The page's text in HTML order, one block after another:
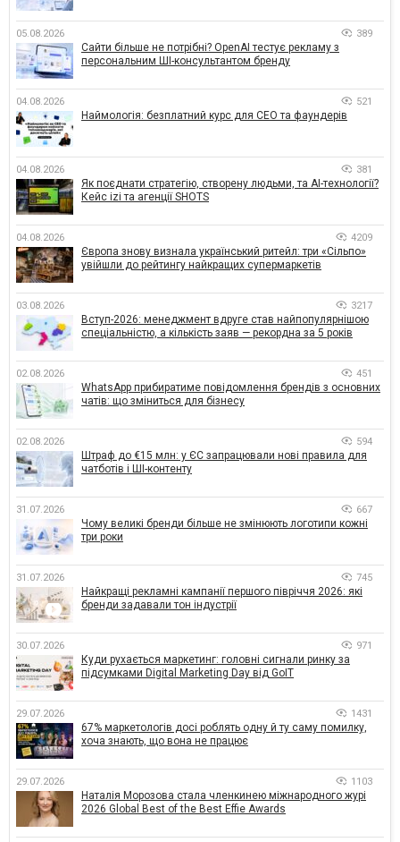
05.08.2026 389
Сайти більше не потрібні? OpenAI тестує рекламу з
персональним ШІ-консультантом бренду
04.08.2026 521
Наймологія: безплатний курс для CEO та фаундерів
04.08.2026 381
Як поєднати стратегію, створену людьми, та AI-технології?
Кейс izi та агенції SHOTS
04.08.2026 4209
Європа знову визнала український ритейл: три «Сільпо»
увійшли до рейтингу найкращих супермаркетів
03.08.2026 3217
Вступ-2026: менеджмент вдруге став найпопулярнішою
спеціальністю, а кількість заяв — рекордна за 5 років
02.08.2026 451
WhatsApp прибиратиме повідомлення брендів з основних
чатів: що зміниться для бізнесу
02.08.2026 594
Штраф до €15 млн: у ЄС запрацювали нові правила для
чатботів і ШІ-контенту
31.07.2026 667
Чому великі бренди більше не змінюють логотипи кожні
три роки
31.07.2026 745
Найкращі рекламні кампанії першого півріччя 2026: які
бренди задавали тон індустрії
30.07.2026 971
Куди рухається маркетинг: головні сигнали ринку за
підсумками Digital Marketing Day від GoIT
29.07.2026 1431
67% маркетологів досі роблять одну й ту саму помилку,
хоча знають, що вона не працює
29.07.2026 1103
Наталія Морозова стала членкинею міжнародного журі
2026 Global Best of the Best Effie Awards